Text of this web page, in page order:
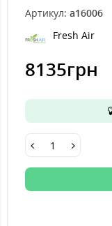
Артикул: а16006
Fresh Air
8135грн